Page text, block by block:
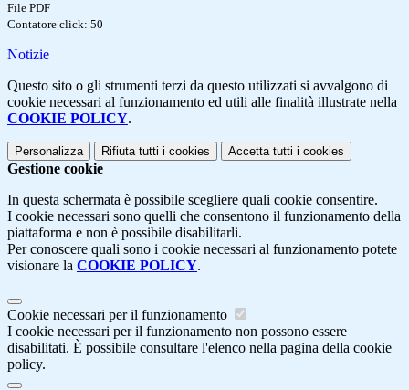
File PDF
Contatore click: 50
Notizie
Questo sito o gli strumenti terzi da questo utilizzati si avvalgono di
cookie necessari al funzionamento ed utili alle finalità illustrate nella
COOKIE POLICY.
Personalizza Rifiuta tutti i cookies Accetta tutti i cookies
Gestione cookie
In questa schermata è possibile scegliere quali cookie consentire.
I cookie necessari sono quelli che consentono il funzionamento della
piattaforma e non è possibile disabilitarli.
Per conoscere quali sono i cookie necessari al funzionamento potete
visionare la COOKIE POLICY.
Cookie necessari per il funzionamento
I cookie necessari per il funzionamento non possono essere
disabilitati. È possibile consultare l'elenco nella pagina della cookie
policy.